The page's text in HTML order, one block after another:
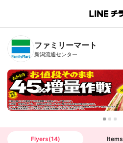
B
n
T
ファミリーマート
新潟流通センター
Flyers(14) Items